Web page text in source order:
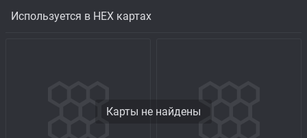
Используется в HEX картах
Карты не найдены